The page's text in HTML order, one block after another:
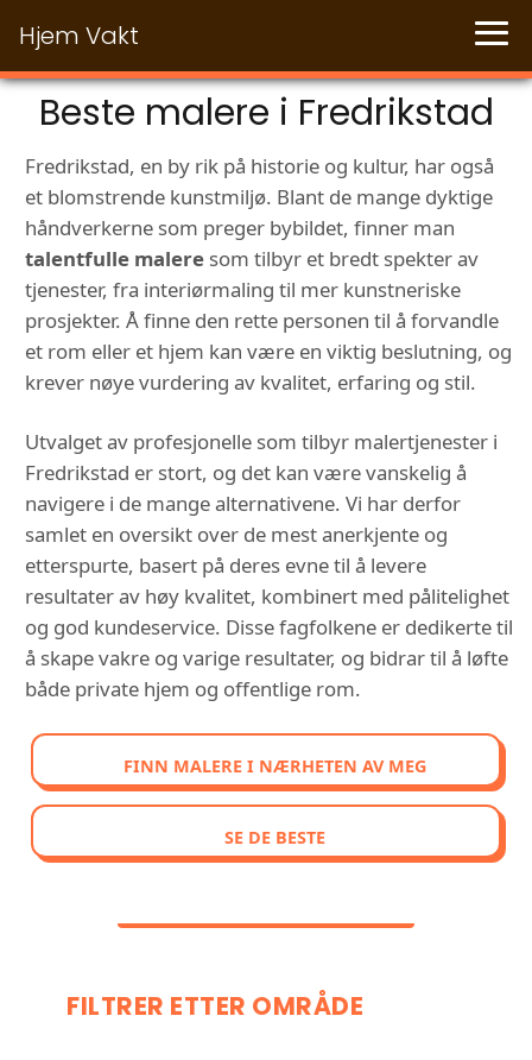
Hjem Vakt
Beste malere i Fredrikstad
Fredrikstad, en by rik på historie og kultur, har også
et blomstrende kunstmiljø. Blant de mange dyktige
håndverkerne som preger bybildet, finner man
talentfulle malere som tilbyr et bredt spekter av
tjenester, fra interiørmaling til mer kunstneriske
prosjekter. Å finne den rette personen til å forvandle
et rom eller et hjem kan være en viktig beslutning, og
krever nøye vurdering av kvalitet, erfaring og stil.
Utvalget av profesjonelle som tilbyr malertjenester i
Fredrikstad er stort, og det kan være vanskelig å
navigere i de mange alternativene. Vi har derfor
samlet en oversikt over de mest anerkjente og
etterspurte, basert på deres evne til å levere
resultater av høy kvalitet, kombinert med pålitelighet
og god kundeservice. Disse fagfolkene er dedikerte til
å skape vakre og varige resultater, og bidrar til å løfte
både private hjem og offentlige rom.
FINN MALERE I NÆRHETEN AV MEG
SE DE BESTE
FILTRER ETTER OMRÅDE